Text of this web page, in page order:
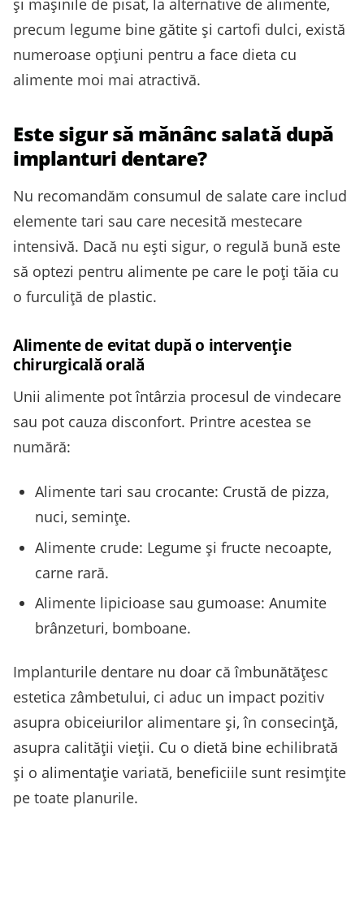
și mașinile de pisat, la alternative de alimente,
precum legume bine gătite și cartofi dulci, există
numeroase opțiuni pentru a face dieta cu
alimente moi mai atractivă.
Este sigur să mănânc salată după
implanturi dentare?
Nu recomandăm consumul de salate care includ
elemente tari sau care necesită mestecare
intensivă. Dacă nu ești sigur, o regulă bună este
să optezi pentru alimente pe care le poți tăia cu
o furculiță de plastic.
Alimente de evitat după o intervenție
chirurgicală orală
Unii alimente pot întârzia procesul de vindecare
sau pot cauza disconfort. Printre acestea se
numără:
Alimente tari sau crocante: Crustă de pizza,
nuci, semințe.
Alimente crude: Legume și fructe necoapte,
carne rară.
Alimente lipicioase sau gumoase: Anumite
brânzeturi, bomboane.
Implanturile dentare nu doar că îmbunătățesc
estetica zâmbetului, ci aduc un impact pozitiv
asupra obiceiurilor alimentare și, în consecință,
asupra calității vieții. Cu o dietă bine echilibrată
și o alimentație variată, beneficiile sunt resimțite
pe toate planurile.